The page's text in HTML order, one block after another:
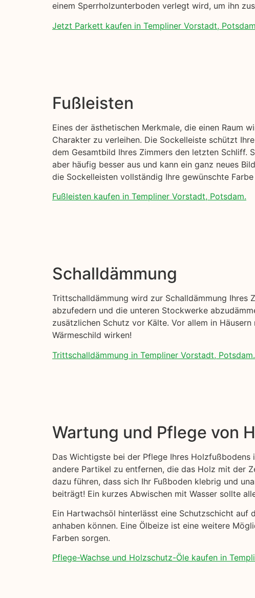
einem Sperrholzunterboden verlegt wird, um ihn
Jetzt Parkett kaufen in Templiner Vorstadt,
Fußleisten
Eines der ästhetischen Merkmale, die einen Raum
Charakter zu verleihen. Die Sockelleiste schützt
dem Gesamtbild Ihres Zimmers den letzten Schliff.
aber häufig besser aus und kann ein ganz neues
die Sockelleisten vollständig Ihre gewünschte Farbe
Fußleisten kaufen in Templiner Vorstadt, Potsdam.
Schalldämmung
Trittschalldämmung wird zur Schalldämmung Ihres
abzufedern und die unteren Stockwerke
zusätzlichen Schutz vor Kälte. Vor allem in
Wärmeschild wirken!
Trittschalldämmung in Templiner Vorstadt, Potsdam.
Wartung und Pflege von
Das Wichtigste bei der Pflege Ihres
andere Partikel zu entfernen, die das Holz mit der
dazu führen, dass sich Ihr Fußboden klebrig und
beiträgt! Ein kurzes Abwischen mit Wasser sollte
Ein Hartwachsöl hinterlässt eine Schutzschicht auf
anhaben können. Eine Ölbeize ist eine weitere
Farben sorgen.
Pflege-Wachse und Holzschutz-Öle kaufen in